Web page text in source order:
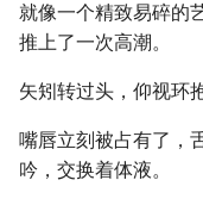
就像一个精致易碎的
推上了一次高潮。
矢矧转过头，仰视环
嘴唇立刻被占有了，
吟，交换着体液。